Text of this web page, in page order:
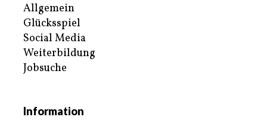
Allgemein
Glücksspiel
Social Media
Weiterbildung
Jobsuche
Information